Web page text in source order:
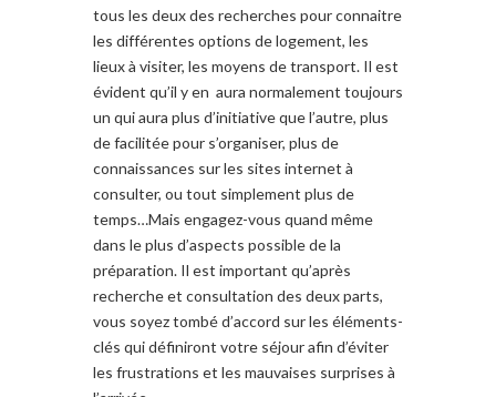
tous les deux des recherches pour connaitre
les différentes options de logement, les
lieux à visiter, les moyens de transport. Il est
évident qu’il y en aura normalement toujours
un qui aura plus d’initiative que l’autre, plus
de facilitée pour s’organiser, plus de
connaissances sur les sites internet à
consulter, ou tout simplement plus de
temps…Mais engagez-vous quand même
dans le plus d’aspects possible de la
préparation. Il est important qu’après
recherche et consultation des deux parts,
vous soyez tombé d’accord sur les éléments-
clés qui définiront votre séjour afin d’éviter
les frustrations et les mauvaises surprises à